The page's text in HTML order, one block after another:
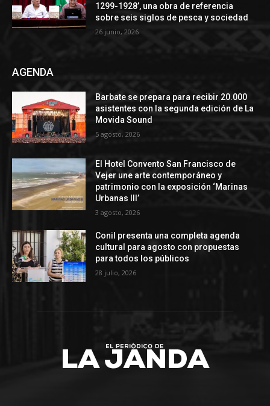
1299-1928’, una obra de referencia
sobre seis siglos de pesca y sociedad
26 junio, 2026
AGENDA
Barbate se prepara para recibir 20.000
asistentes con la segunda edición de La
Movida Sound
5 agosto, 2026
El Hotel Convento San Francisco de
Vejer une arte contemporáneo y
patrimonio con la exposición ‘Marinas
Urbanas III’
3 agosto, 2026
Conil presenta una completa agenda
cultural para agosto con propuestas
para todos los públicos
28 julio, 2026